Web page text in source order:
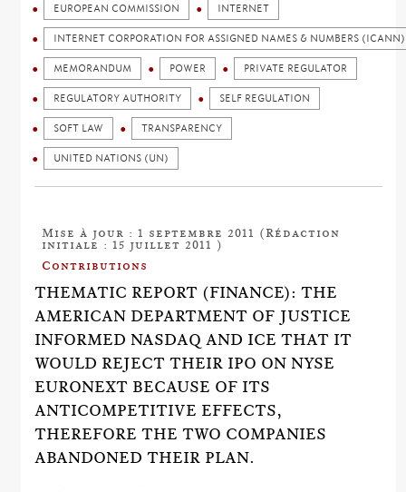
EUROPEAN COMMISSION INTERNET
INTERNET CORPORATION FOR ASSIGNED NAMES & NUMBERS (ICANN)
MEMORANDUM POWER PRIVATE REGULATOR
REGULATORY AUTHORITY SELF REGULATION
SOFT LAW TRANSPARENCY
UNITED NATIONS (UN)
Mise à jour : 1 septembre 2011 (Rédaction
initiale : 15 juillet 2011 )
Contributions
THEMATIC REPORT (FINANCE): THE
AMERICAN DEPARTMENT OF JUSTICE
INFORMED NASDAQ AND ICE THAT IT
WOULD REJECT THEIR IPO ON NYSE
EURONEXT BECAUSE OF ITS
ANTICOMPETITIVE EFFECTS,
THEREFORE THE TWO COMPANIES
ABANDONED THEIR PLAN.